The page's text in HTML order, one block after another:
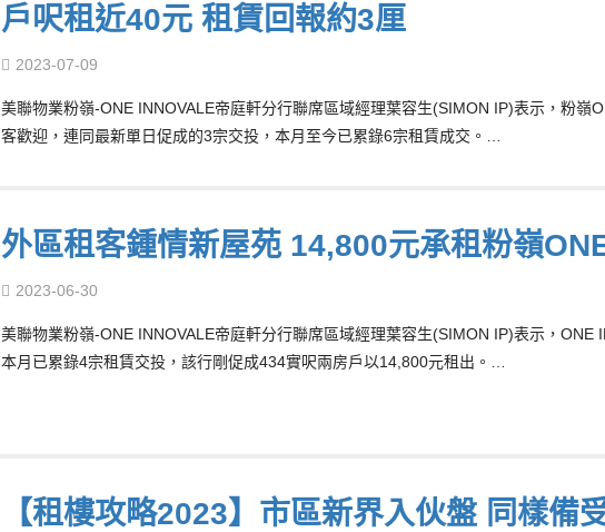
戶呎租近40元 租賃回報約3厘
2023-07-09
美聯物業粉嶺-ONE INNOVALE帝庭軒分行聯席區域經理葉容生(SIMON IP)表示，粉嶺
客歡迎，連同最新單日促成的3宗交投，本月至今已累錄6宗租賃成交。…
外區租客鍾情新屋苑 14,800元承租粉嶺
2023-06-30
美聯物業粉嶺-ONE INNOVALE帝庭軒分行聯席區域經理葉容生(SIMON IP)表示，ONE
本月已累錄4宗租賃交投，該行剛促成434實呎兩房戶以14,800元租出。…
【租樓攻略2023】市區新界入伙盤 同樣備